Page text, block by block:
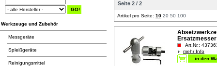
Werkzeuge und Zubehör
Messgeräte
Spleißgeräte
Reinigungsmittel
Seite 2 / 2
Artikel pro Seite: 10 20 50 100
Ersatzmesser
Art.Nr.:
mehr Info